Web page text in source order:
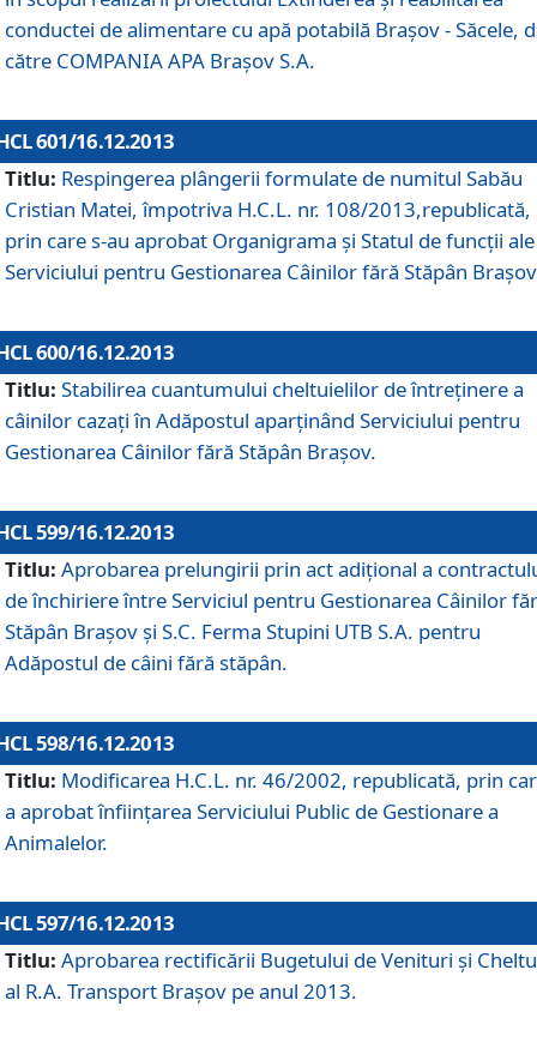
conductei de alimentare cu apă potabilă Braşov - Săcele,
către COMPANIA APA Braşov S.A.
601/16.12.2013
Titlu: Respingerea plângerii formulate de numitul Sabău
Cristian Matei, împotriva H.C.L. nr. 108/2013,republicată,
prin care s-au aprobat Organigrama şi Statul de funcţii ale
Serviciului pentru Gestionarea Câinilor fără Stăpân
600/16.12.2013
Titlu: Stabilirea cuantumului cheltuielilor de întreţinere a
câinilor cazaţi în Adăpostul aparţinând Serviciului pentru
Gestionarea Câinilor fără Stăpân Braşov.
599/16.12.2013
Titlu: Aprobarea prelungirii prin act adiţional a
de închiriere între Serviciul pentru Gestionarea Câinilor
Stăpân Braşov şi S.C. Ferma Stupini UTB S.A. pentru
Adăpostul de câini fără stăpân.
598/16.12.2013
Titlu: Modificarea H.C.L. nr. 46/2002, republicată, prin
a aprobat înfiinţarea Serviciului Public de Gestionare a
Animalelor.
597/16.12.2013
Titlu: Aprobarea rectificării Bugetului de Venituri şi
al R.A. Transport Braşov pe anul 2013.